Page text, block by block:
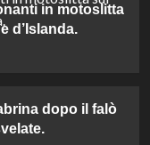
in motoslitta
d’Islanda.
dopo il falò